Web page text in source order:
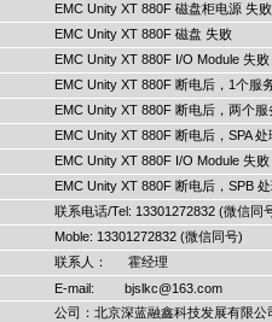
EMC Unity XT 880F 磁盘柜电源 失败
EMC Unity XT 880F 磁盘 失败
EMC Unity XT 880F I/O Module 失败
EMC Unity XT 880F 断电后，1个服
EMC Unity XT 880F 断电后，两个
EMC Unity XT 880F 断电后，SPA
EMC Unity XT 880F I/O Module 失败
EMC Unity XT 880F 断电后，SPB
联系电话/Tel: 13301272832 (微信同
Moble: 13301272832 (微信同号)
联系人： 霍经理
E-mail: bjslkc@163.com
公司：北京深蓝融鑫科技发展有限公